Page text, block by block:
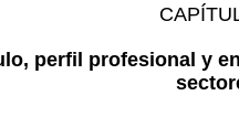
perfil profesional y